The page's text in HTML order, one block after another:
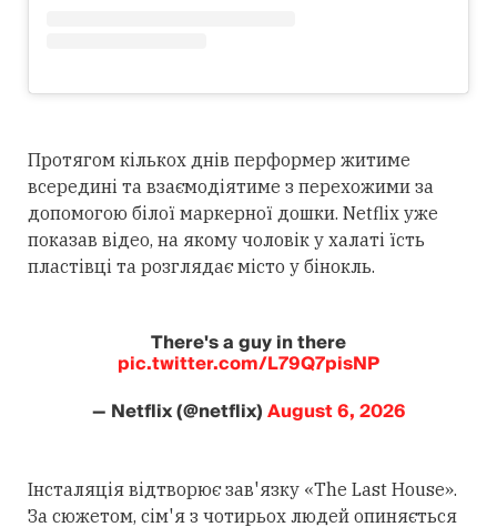
Протягом кількох днів перформер житиме
всередині та взаємодіятиме з перехожими за
допомогою білої маркерної дошки. Netflix уже
показав відео, на якому чоловік у халаті їсть
пластівці та розглядає місто у бінокль.
There's a guy in there
pic.twitter.com/L79Q7pisNP
— Netflix (@netflix)August 6, 2026
Інсталяція відтворює зав'язку «The Last House».
За сюжетом, сім'я з чотирьох людей опиняється